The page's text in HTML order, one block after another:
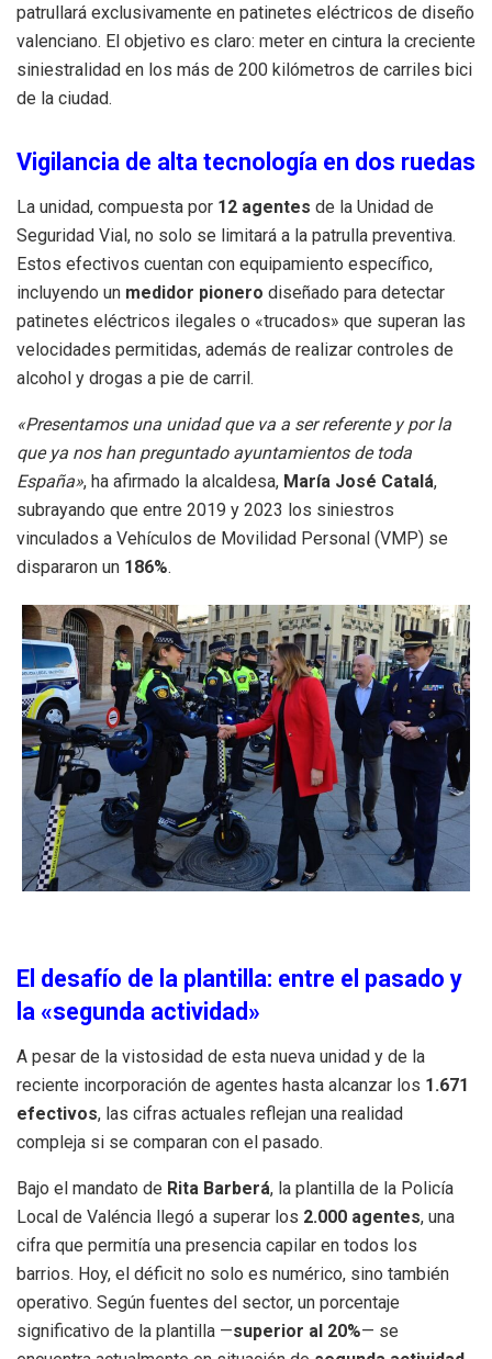
patrullará exclusivamente en patinetes eléctricos de diseño
valenciano. El objetivo es claro: meter en cintura la creciente
siniestralidad en los más de 200 kilómetros de carriles bici
de la ciudad.
Vigilancia de alta tecnología en dos ruedas
La unidad, compuesta por 12 agentes de la Unidad de
Seguridad Vial, no solo se limitará a la patrulla preventiva.
Estos efectivos cuentan con equipamiento específico,
incluyendo un medidor pionero diseñado para detectar
patinetes eléctricos ilegales o «trucados» que superan las
velocidades permitidas, además de realizar controles de
alcohol y drogas a pie de carril.
«Presentamos una unidad que va a ser referente y por la
que ya nos han preguntado ayuntamientos de toda
España», ha afirmado la alcaldesa, María José Catalá,
subrayando que entre 2019 y 2023 los siniestros
vinculados a Vehículos de Movilidad Personal (VMP) se
dispararon un 186%.
El desafío de la plantilla: entre el pasado y
la «segunda actividad»
A pesar de la vistosidad de esta nueva unidad y de la
reciente incorporación de agentes hasta alcanzar los 1.671
efectivos, las cifras actuales reflejan una realidad
compleja si se comparan con el pasado.
Bajo el mandato de Rita Barberá, la plantilla de la Policía
Local de Valéncia llegó a superar los 2.000 agentes, una
cifra que permitía una presencia capilar en todos los
barrios. Hoy, el déficit no solo es numérico, sino también
operativo. Según fuentes del sector, un porcentaje
significativo de la plantilla —superior al 20%— se